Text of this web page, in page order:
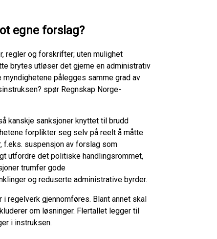
egne forslag?
regler og forskrifter; uten mulighet
brytes utløser det gjerne en administrativ
pålegges samme grad av
spør Regnskap Norge-
kanskje sanksjoner knyttet til brudd
forplikter seg selv på reelt å måtte
f.eks. suspensjon av forslag som
utfordre det politiske handlingsrommet,
trumfer gode
og reduserte administrative byrder.
regelverk gjennomføres. Blant annet skal
om løsninger. Flertallet legger til
i instruksen.